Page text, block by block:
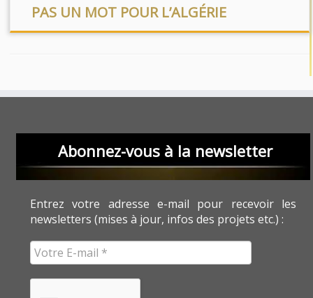
PAS UN MOT POUR L’ALGÉRIE
Abonnez-vous à la newsletter
Entrez votre adresse e-mail pour recevoir les
newsletters (mises à jour, infos des projets etc.) :